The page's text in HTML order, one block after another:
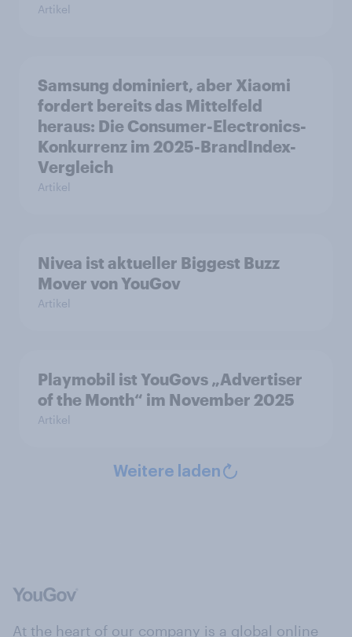
Artikel
Samsung dominiert, aber Xiaomi
fordert bereits das Mittelfeld
heraus: Die Consumer-Electronics-
Konkurrenz im 2025-BrandIndex-
Vergleich
Artikel
Nivea ist aktueller Biggest Buzz
Mover von YouGov
Artikel
Playmobil ist YouGovs „Advertiser
of the Month“ im November 2025
Artikel
Weitere laden
At the heart of our company is a global online